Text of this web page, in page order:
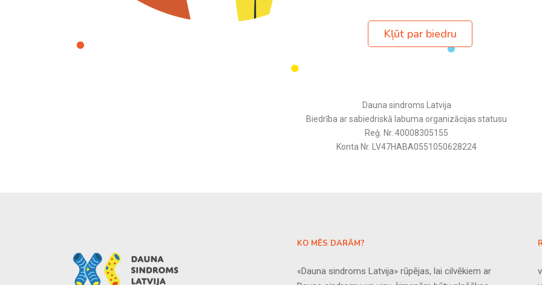
Kļūt par biedru
Dauna sindroms Latvija
Biedrība ar sabiedriskā labuma organizācijas statusu
Reģ. Nr. 40008305155
Konta Nr. LV47HABA0551050628224
KO MĒS DARĀM?
«Dauna sindroms Latvija» rūpējas, lai cilvēkiem ar